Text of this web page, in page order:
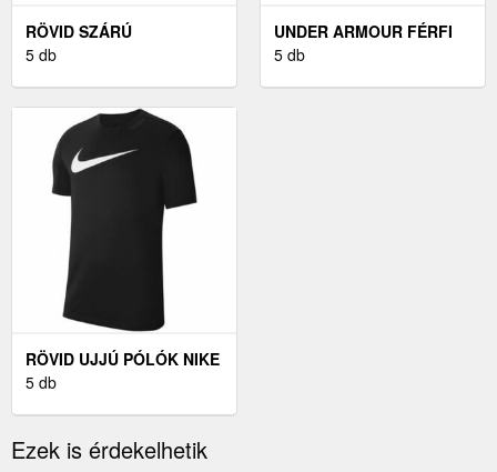
RÖVID SZÁRÚ
EDZŐCIPŐK NIKE FREE
5 db
UNDER ARMOUR FÉRFI
CIPÔ FEKETE PURSUIT -
5 db
RÖVID UJJÚ PÓLÓK NIKE
DRI-FIT PARK TEE
5 db
Ezek is érdekelhetik